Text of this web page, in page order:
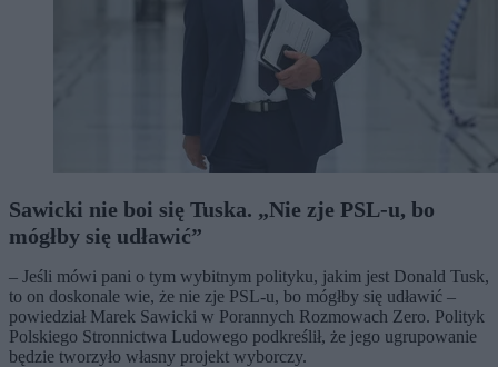
Sawicki nie boi się Tuska. „Nie zje PSL-u, bo
mógłby się udławić”
– Jeśli mówi pani o tym wybitnym polityku, jakim jest Donald Tusk,
to on doskonale wie, że nie zje PSL-u, bo mógłby się udławić –
powiedział Marek Sawicki w Porannych Rozmowach Zero. Polityk
Polskiego Stronnictwa Ludowego podkreślił, że jego ugrupowanie
będzie tworzyło własny projekt wyborczy.